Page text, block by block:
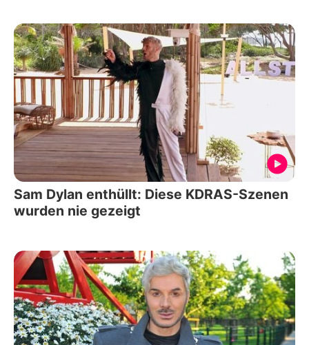
Sam Dylan enthüllt: Diese KDRAS-Szenen
wurden nie gezeigt